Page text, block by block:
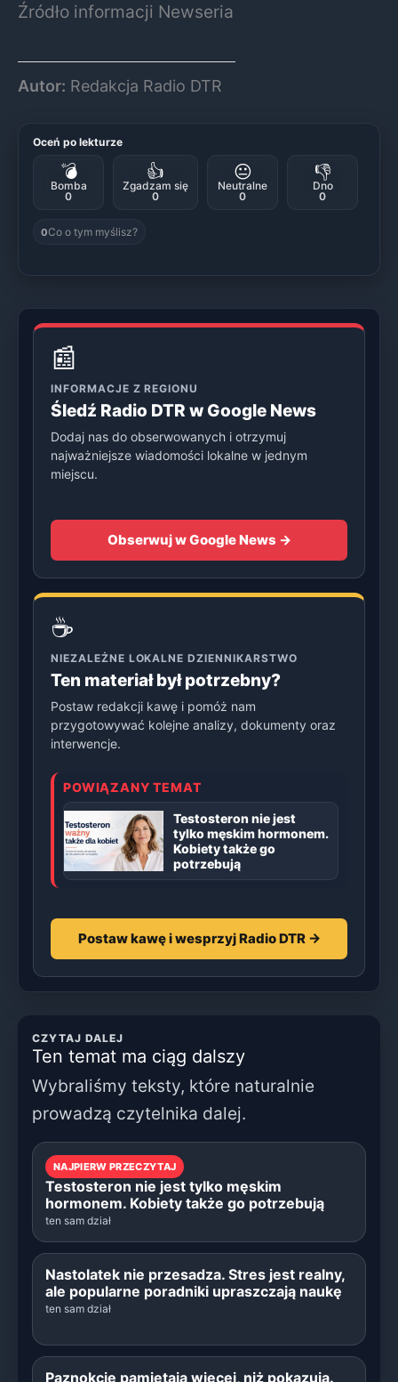
Źródło informacji Newseria
Autor: Redakcja Radio DTR
Oceń po lekturze
💣
Bomba
0
👍
Zgadzam się
0
😐
Neutralne
0
👎
Dno
0
0Co o tym myślisz?
📰
INFORMACJE Z REGIONU
Śledź Radio DTR w Google News
Dodaj nas do obserwowanych i otrzymuj
najważniejsze wiadomości lokalne w jednym
miejscu.
Obserwuj w Google News →
☕
NIEZALEŻNE LOKALNE DZIENNIKARSTWO
Ten materiał był potrzebny?
Postaw redakcji kawę i pomóż nam
przygotowywać kolejne analizy, dokumenty oraz
interwencje.
POWIĄZANY TEMAT
Testosteron nie jest
tylko męskim hormonem.
Kobiety także go
potrzebują
Postaw kawę i wesprzyj Radio DTR →
CZYTAJ DALEJ
Ten temat ma ciąg dalszy
Wybraliśmy teksty, które naturalnie
prowadzą czytelnika dalej.
NAJPIERW PRZECZYTAJ
Testosteron nie jest tylko męskim
hormonem. Kobiety także go potrzebują
ten sam dział
Nastolatek nie przesadza. Stres jest realny,
ale popularne poradniki upraszczają naukę
ten sam dział
Paznokcie pamiętają więcej, niż pokazują.